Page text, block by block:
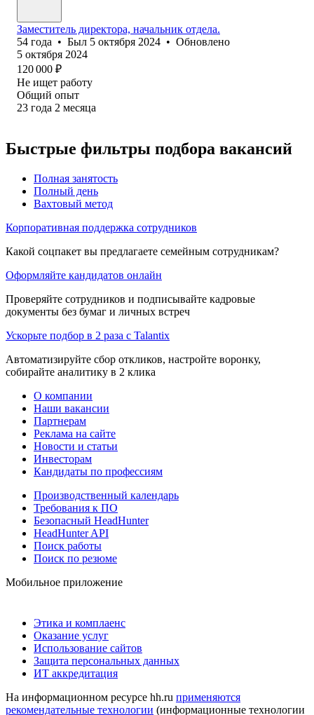
Заместитель директора, начальник отдела.
54 года • Был 5 октября 2024 • Обновлено
5 октября 2024
120 000 ₽
Не ищет работу
Общий опыт
23 года 2 месяца
Быстрые фильтры подбора вакансий
Полная занятость
Полный день
Вахтовый метод
Корпоративная поддержка сотрудников
Какой соцпакет вы предлагаете семейным сотрудникам?
Оформляйте кандидатов онлайн
Проверяйте сотрудников и подписывайте кадровые
документы без бумаг и личных встреч
Ускорьте подбор в 2 раза с Talantix
Автоматизируйте сбор откликов, настройте воронку,
собирайте аналитику в 2 клика
О компании
Наши вакансии
Партнерам
Реклама на сайте
Новости и статьи
Инвесторам
Кандидаты по профессиям
Производственный календарь
Требования к ПО
Безопасный HeadHunter
HeadHunter API
Поиск работы
Поиск по резюме
Мобильное приложение
Этика и комплаенс
Оказание услуг
Использование сайтов
Защита персональных данных
ИТ аккредитация
На информационном ресурсе hh.ru применяются
рекомендательные технологии (информационные технологии